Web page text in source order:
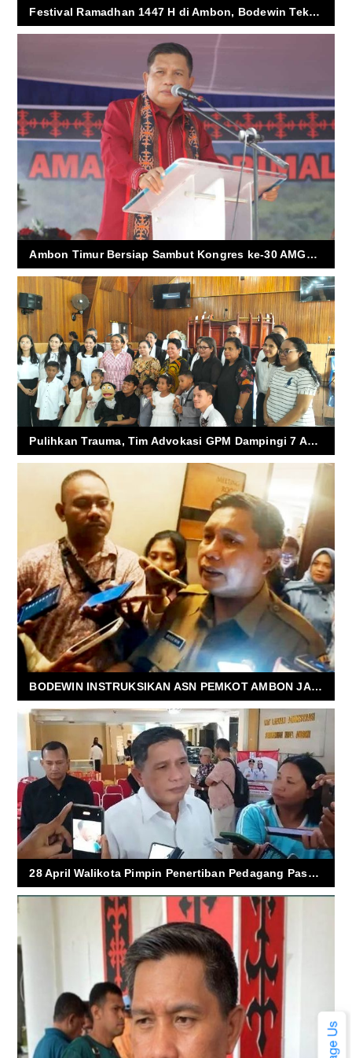
Festival Ramadhan 1447 H di Ambon, Bodewin Tekankan Spiritualitas dan Toleransi
Ambon Timur Bersiap Sambut Kongres ke-30 AMGPM, 500 Pemuda Gereja Bakal Padati Kota
Pulihkan Trauma, Tim Advokasi GPM Dampingi 7 Anak Jemaat Seri
BODEWIN INSTRUKSIKAN ASN PEMKOT AMBON JALANI TES PEMERIKSAAN KESEHATAN BEBAS NARKOBA
28 April Walikota Pimpin Penertiban Pedagang Pasar Mardika dan Batu Merah